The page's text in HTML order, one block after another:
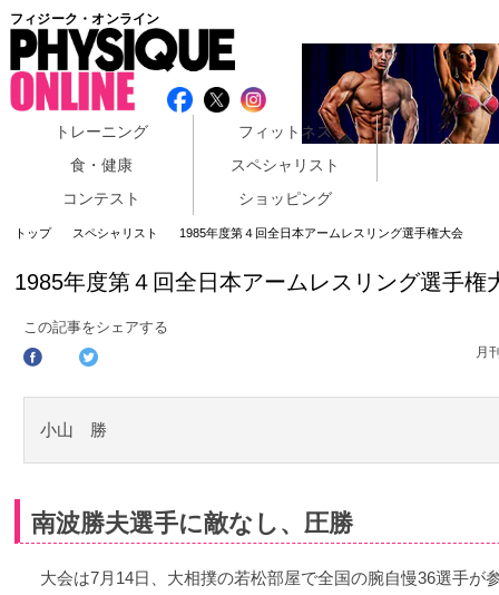
フィジーク・オンライン
トレーニング
フィットネス
食・健康
スペシャリスト
コンテスト
ショッピング
トップ スペシャリスト 1985年度第４回全日本アームレスリング選手権大会
1985年度第４回全日本アームレスリング選手権
この記事をシェアする
月
小山 勝
南波勝夫選手に敵なし、圧勝
大会は7月14日、大相撲の若松部屋で全国の腕自慢36選手が